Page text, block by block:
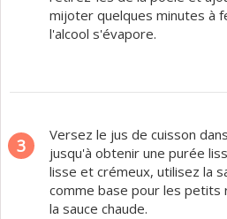
mijoter quelques minutes à
l'alcool s'évapore.
3
Versez le jus de cuisson
jusqu'à obtenir une purée
lisse et crémeux, utilisez la
comme base pour les petits
la sauce chaude.